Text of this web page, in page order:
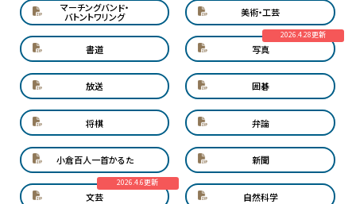
マーチングバンド・
バトントワリング 美術・工芸
書道
2026.4.28更新
写真
放送 囲碁
将棋 弁論
小倉百人一首かるた 新聞
2026.4.6更新
文芸 自然科学